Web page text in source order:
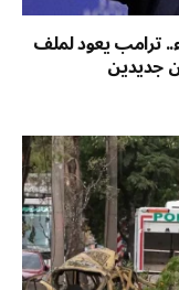
ترامب يعود لملف
جديدين